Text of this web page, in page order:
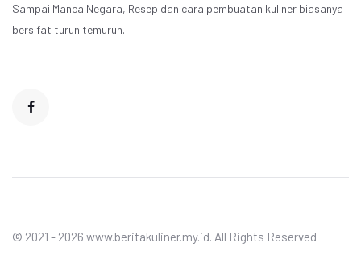
Sampai Manca Negara, Resep dan cara pembuatan kuliner biasanya
bersifat turun temurun.
© 2021 - 2026 www.beritakuliner.my.id. All Rights Reserved